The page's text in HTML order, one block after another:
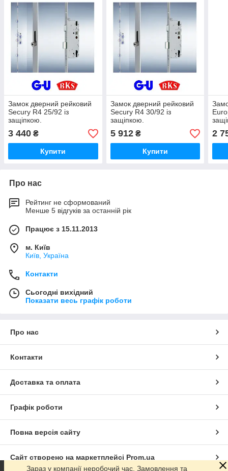
Замок дверний рейковий
Secury R4 25/92 із
защіпкою.
3 440 ₴
Купити
Замок дверний рейковий
Secury R4 30/92 із
защіпкою.
5 912₴
Купити
2
Про нас
Рейтинг не сформований
Менше 5 відгуків за останній рік
Працює з 15.11.2013
м. Київ
Київ, Україна
Контакти
Сьогодні вихідний
Показати весь графік роботи
Про нас
Контакти
Доставка та оплата
Графік роботи
Повна версія сайту
Сайт створено на маркетплейсі Prom.ua
Зараз у компанії неробочий час. Замовлення та